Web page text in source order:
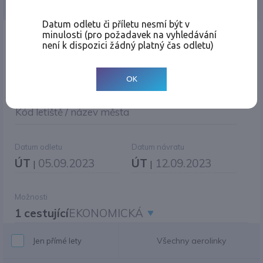
Místo odletu
Kód letiště / název města
Datum odletu
ÚT | 05.09.2023
Datum návratu
ÚT | 12.09.2023
Možnosti
1 cestujícíEKONOMICKÁ
Jen přímé lety Všechny aerolinky
Datum odletu či příletu nesmí být v
minulosti (pro požadavek na vyhledávání
není k dispozici žádný platný čas odletu)
OK